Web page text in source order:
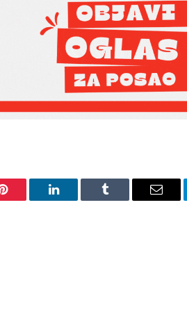
Pinterest LinkedIn Tumblr Email